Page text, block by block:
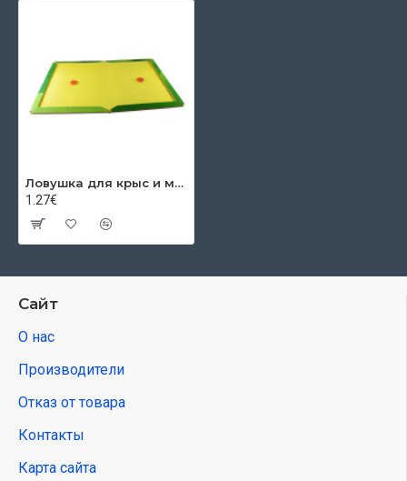
Ловушка для крыс и мышей из клеевой доски, 19x13 см, Miсkey саts, без ядов
1.27€
Сайт
О нас
Производители
Отказ от товара
Контакты
Карта сайта